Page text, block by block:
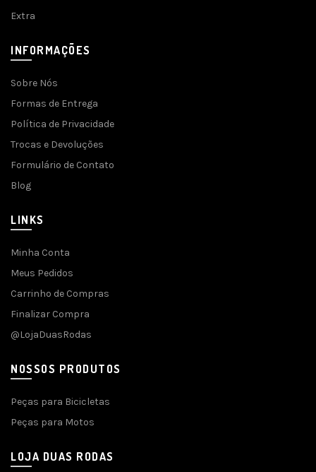
Extra
INFORMAÇÕES
Sobre Nós
Formas de Entrega
Política de Privacidade
Trocas e Devoluções
Formulário de Contato
Blog
LINKS
Minha Conta
Meus Pedidos
Carrinho de Compras
Finalizar Compra
@LojaDuasRodas
NOSSOS PRODUTOS
Peças para Bicicletas
Peças para Motos
LOJA DUAS RODAS